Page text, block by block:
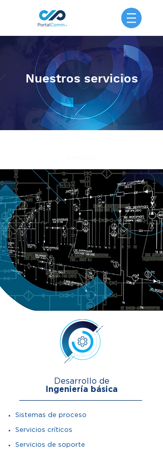
Nuestros servicios
Desarrollo de
Ingeniería básica
Sistemas de proceso
Servicios críticos
Servicios de soporte